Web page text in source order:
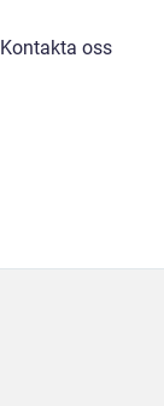
Kontakta oss